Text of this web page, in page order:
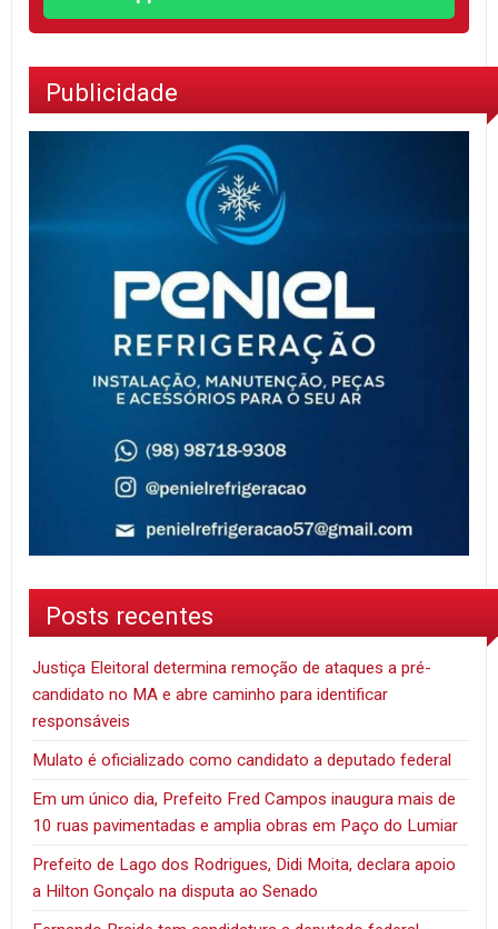
Publicidade
Posts recentes
Justiça Eleitoral determina remoção de ataques a pré-
candidato no MA e abre caminho para identificar
responsáveis
Mulato é oficializado como candidato a deputado federal
Em um único dia, Prefeito Fred Campos inaugura mais de
10 ruas pavimentadas e amplia obras em Paço do Lumiar
Prefeito de Lago dos Rodrigues, Didi Moita, declara apoio
a Hilton Gonçalo na disputa ao Senado